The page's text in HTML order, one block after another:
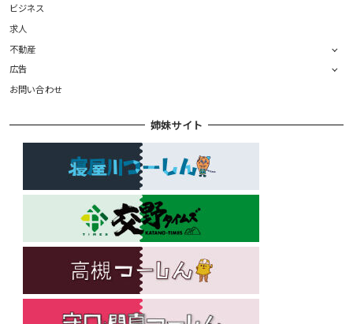
ビジネス
求人
不動産
広告
お問い合わせ
姉妹サイト